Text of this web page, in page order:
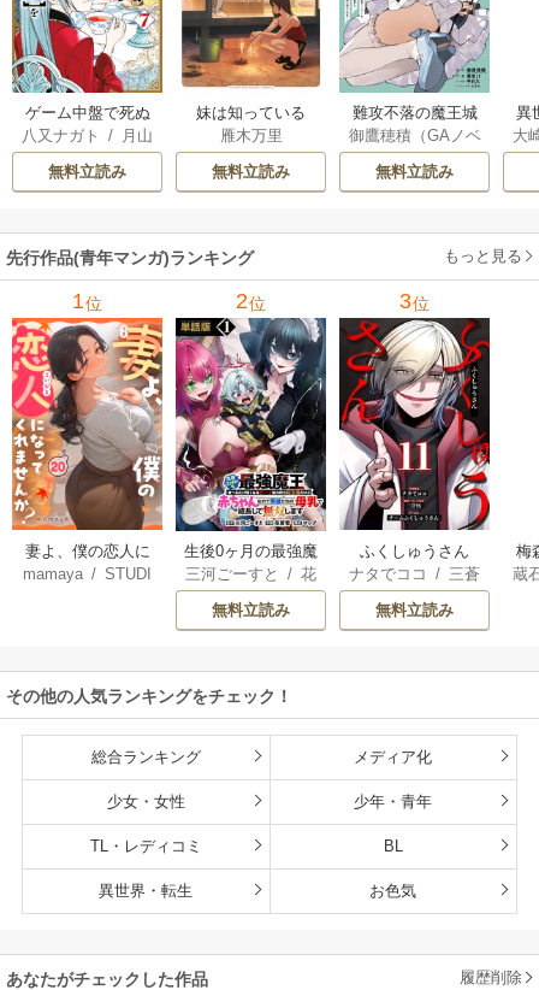
ゲーム中盤で死ぬ
悪役貴族に転生し
たので、外れスキ
ル【テイム】を駆
してみた
八又ナガト / 月山
可也
無料立読み
妹は知っている
雁木万里
無料立読み
難攻不落の魔王城
へようこそ～デバ
フは不要と勇者パ
ーティーを追い出
魔王軍の最高幹部
に迎えられる～
御鷹穂積（GAノベ
ル／SBクリエイテ
ィブ刊）/蚕堂j1
六/ユウヒ
無料立読み
異
は
大
先行作品(青年マンガ)ランキング もっと見る
1位
妻よ、僕の恋人に
なってくれません
mamaya/STUDI
2位
生後0ヶ月の最強魔
王 食べるだけ強
くなるチート能力
持ち転生者だけど
雄たちの母乳で成
長して無双します
三河ごーすと /花
房雪/ マップ
無料立読み
3位
ふくしゅうさん
ナタでココ /三蒼
/
チームふくし
ゅうさん
無料立読み
梅
蔵
その他の人気ランキングをチェック！
総合ランキング メディア化
少女・女性 少年・青年
TL・レディコミ BL
異世界・転生 お色気
あなたがチェックした作品 履歴削除